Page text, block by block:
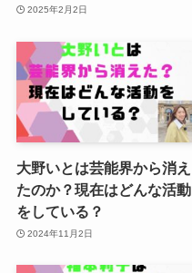
2025年2月2日
大野いとは芸能界から消え
たのか？現在はどんな活動
をしている？
2024年11月2日